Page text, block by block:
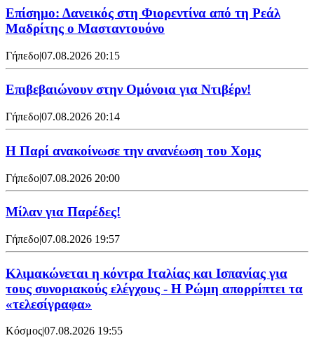
Επίσημο: Δανεικός στη Φιορεντίνα από τη Ρεάλ
Μαδρίτης ο Μασταντουόνο
Γήπεδο|07.08.2026 20:15
Επιβεβαιώνουν στην Ομόνοια για Ντιβέρν!
Γήπεδο|07.08.2026 20:14
Η Παρί ανακοίνωσε την ανανέωση του Χομς
Γήπεδο|07.08.2026 20:00
Μίλαν για Παρέδες!
Γήπεδο|07.08.2026 19:57
Κλιμακώνεται η κόντρα Ιταλίας και Ισπανίας για
τους συνοριακούς ελέγχους - Η Ρώμη απορρίπτει τα
«τελεσίγραφα»
Κόσμος|07.08.2026 19:55